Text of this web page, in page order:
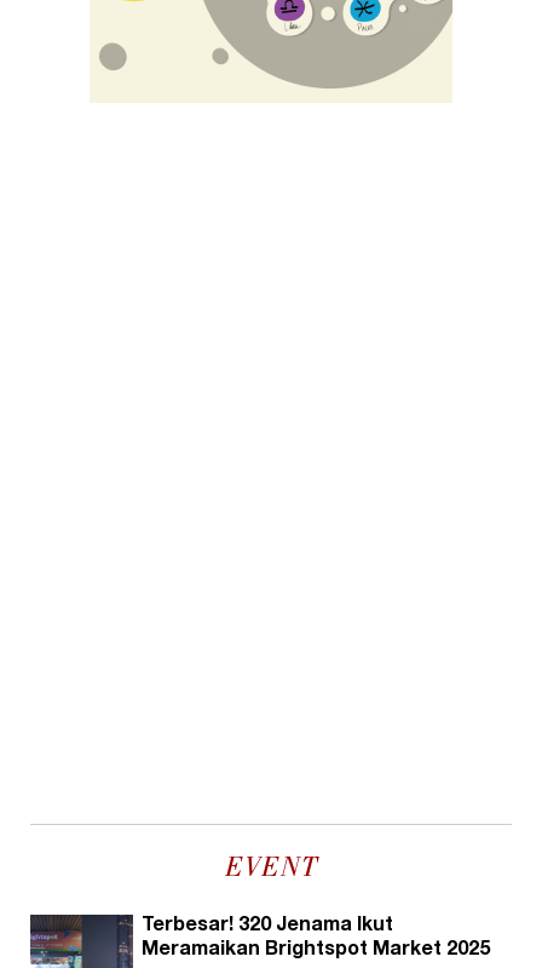
EVENT
Terbesar! 320 Jenama Ikut
Meramaikan Brightspot Market 2025